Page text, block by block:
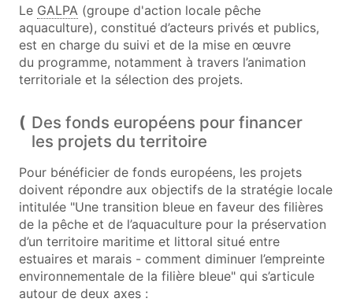
Le GALPA (groupe d'action locale pêche
aquaculture), constitué d’acteurs privés et publics,
est en charge du suivi et de la mise en œuvre
du programme, notamment à travers l’animation
territoriale et la sélection des projets.
Des fonds européens pour financer
les projets du territoire
Pour bénéficier de fonds européens, les projets
doivent répondre aux objectifs de la stratégie locale
intitulée "Une transition bleue en faveur des filières
de la pêche et de l’aquaculture pour la préservation
d’un territoire maritime et littoral situé entre
estuaires et marais - comment diminuer l’empreinte
environnementale de la filière bleue" qui s’articule
autour de deux axes :